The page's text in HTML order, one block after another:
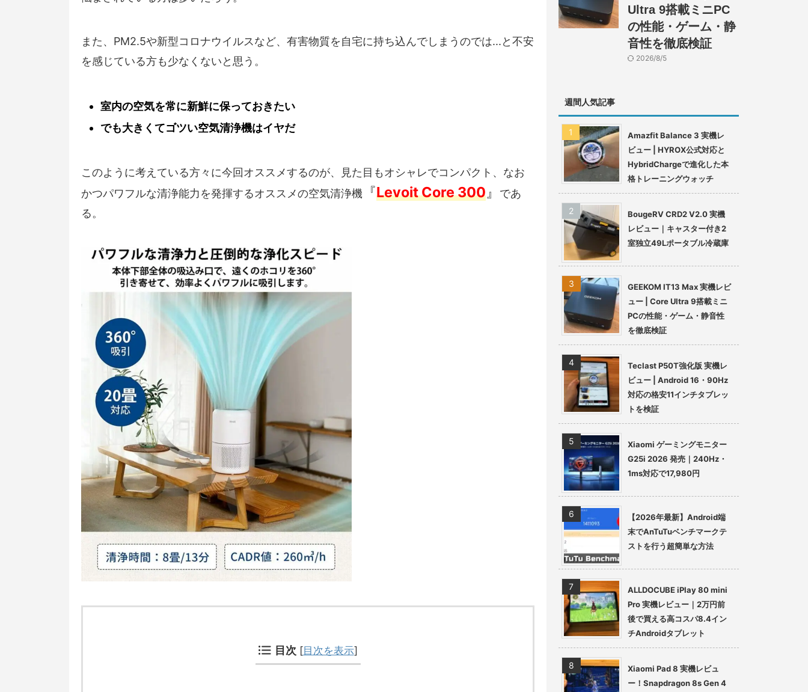
また、PM2.5や新型コロナウイルスなど、有害物質を自宅に持ち込んでしまうのでは...と不安
を感じている方も少なくないと思う。
室内の空気を常に新鮮に保っておきたい
でも大きくてゴツい空気清浄機はイヤだ
このように考えている方々に今回オススメするのが、見た目もオシャレでコンパクト、なお
かつパワフルな清浄能力を発揮するオススメの空気清浄機
『Levoit Core 300』
であ
る。
目次 [目次を表示]
Ultra 9搭載ミニPC
の性能・ゲーム・静
音性を徹底検証
2026/8/5
週間人気記事
Amazfit Balance 3 実機レ
ビュー | HYROX公式対応と
HybridChargeで進化した本
格トレーニングウォッチ
BougeRV CRD2 V2.0 実機
レビュー｜キャスター付き2
室独立49Lポータブル冷蔵庫
GEEKOM IT13 Max 実機レビ
ュー | Core Ultra 9搭載ミニ
PCの性能・ゲーム・静音性
を徹底検証
Teclast P50T強化版 実機レ
ビュー | Android 16・90Hz
対応の格安11インチタブレッ
トを検証
Xiaomi ゲーミングモニター
G25i 2026 発売｜240Hz・
1ms対応で17,980円
【2026年最新】Android端
末でAnTuTuベンチマークテ
ストを行う超簡単な方法
ALLDOCUBE iPlay 80 mini
Pro 実機レビュー｜2万円前
後で買える高コスパ8.4イン
チAndroidタブレット
Xiaomi Pad 8 実機レビュ
ー！Snapdragon 8s Gen 4